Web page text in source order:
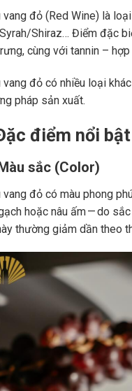
vang đỏ (Red Wine) là
Syrah/Shiraz… Điểm đặc
cùng với tannin –
vang đỏ có nhiều loại
pháp sản xuất.
điểm nổi
sắc (Color)
vang đỏ có màu phong
hoặc nâu ấm — do
thường giảm dần theo